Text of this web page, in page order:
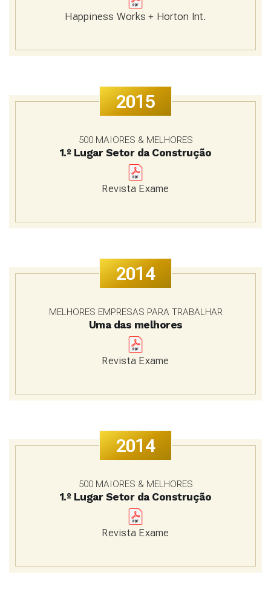
Happiness Works + Horton Int.
2015
500 MAIORES & MELHORES
1.º Lugar Setor da Construção
Revista Exame
2014
MELHORES EMPRESAS PARA TRABALHAR
Uma das melhores
Revista Exame
2014
500 MAIORES & MELHORES
1.º Lugar Setor da Construção
Revista Exame